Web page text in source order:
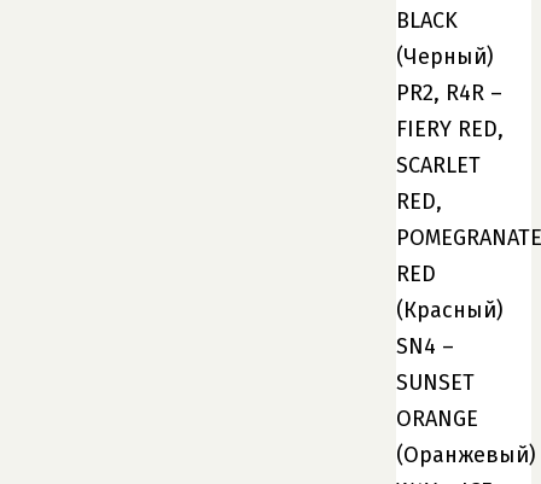
BLACK
(Черный)
PR2, R4R –
FIERY RED,
SCARLET
RED,
POMEGRANATE
RED
(Красный)
SN4 –
SUNSET
ORANGE
(Оранжевый)